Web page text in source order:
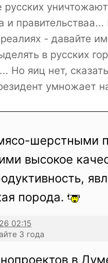
русских
и
- давайте
в русских
Но яиц нет,
умножает
шерстными
высокое
порода.
3 года
в